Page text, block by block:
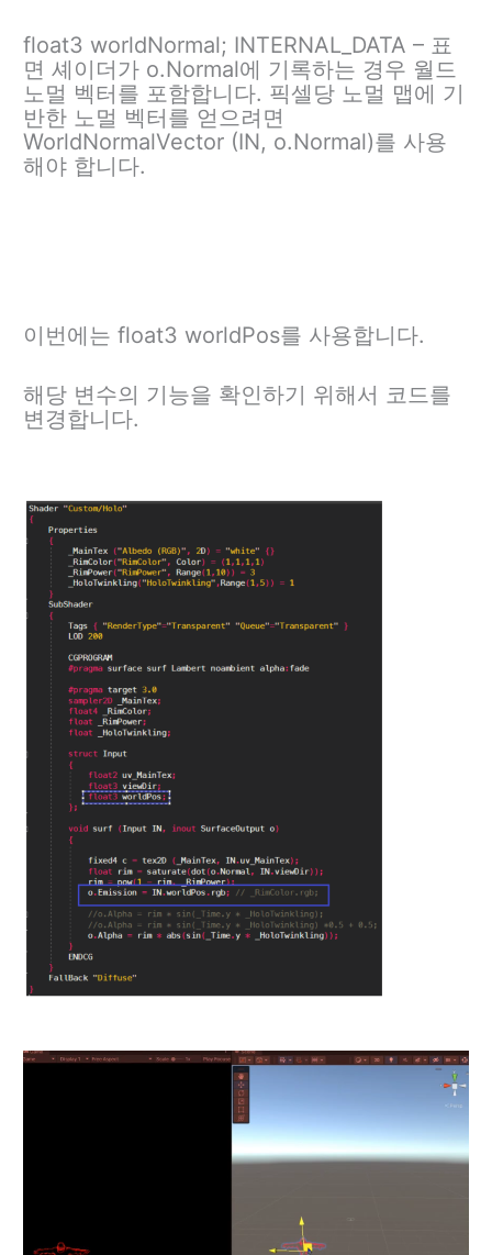
float3 worldNormal; INTERNAL_DATA – 표
면 셰이더가 o.Normal에 기록하는 경우 월드
노멀 벡터를 포함합니다. 픽셀당 노멀 맵에 기
반한 노멀 벡터를 얻으려면
WorldNormalVector (IN, o.Normal)를 사용
해야 합니다.
이번에는 float3 worldPos를 사용합니다.
해당 변수의 기능을 확인하기 위해서 코드를
변경합니다.